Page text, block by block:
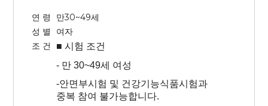
연 령
만30~49세
성 별
여자
조 건
■ 시험 조건
- 만 30~49세 여성
-안면부시험 및 건강기능식품시험과
중복 참여 불가능합니다.